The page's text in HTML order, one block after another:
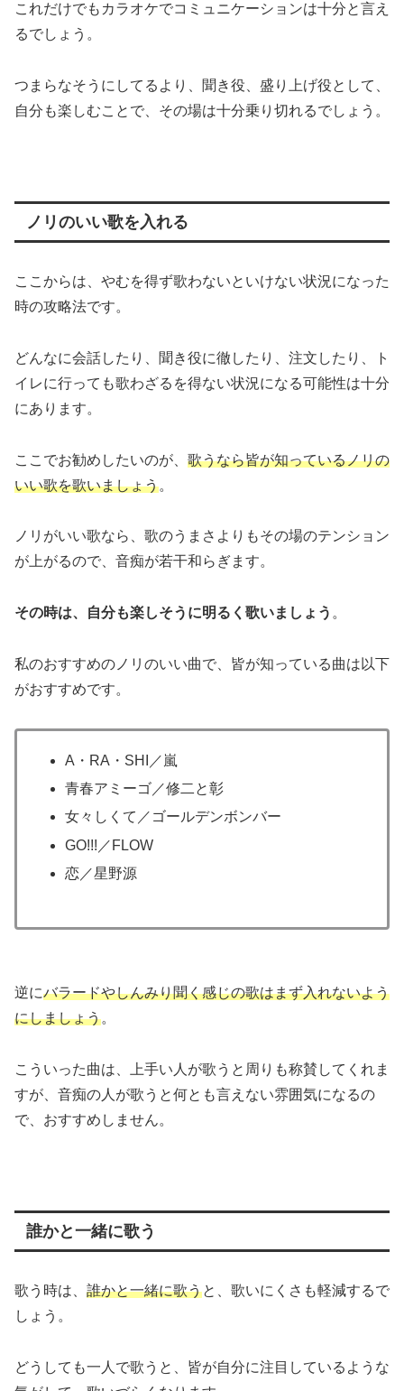
これだけでもカラオケでコミュニケーションは十分と言え
るでしょう。
つまらなそうにしてるより、聞き役、盛り上げ役として、
自分も楽しむことで、その場は十分乗り切れるでしょう。
ノリのいい歌を入れる
ここからは、やむを得ず歌わないといけない状況になった
時の攻略法です。
どんなに会話したり、聞き役に徹したり、注文したり、ト
イレに行っても歌わざるを得ない状況になる可能性は十分
にあります。
ここでお勧めしたいのが、 歌うなら皆が知っているノリの
いい歌を歌いましょう。
ノリがいい歌なら、歌のうまさよりもその場のテンション
が上がるので、音痴が若干和らぎます。
その時は、自分も楽しそうに明るく歌いましょう 。
私のおすすめのノリのいい曲で、皆が知っている曲は以下
がおすすめです。
A・RA・SHI／嵐
青春アミーゴ／修二と彰
女々しくて／ゴールデンボンバー
GO!!!／FLOW
恋／星野源
逆にバラードやしんみり聞く感じの歌はまず入れないよう
にしましょう。
こういった曲は、上手い人が歌うと周りも称賛してくれま
すが、音痴の人が歌うと何とも言えない雰囲気になるの
で、おすすめしません。
誰かと一緒に歌う
歌う時は、 誰かと一緒に歌うと、歌いにくさも軽減するで
しょう。
どうしても一人で歌うと、皆が自分に注目しているような